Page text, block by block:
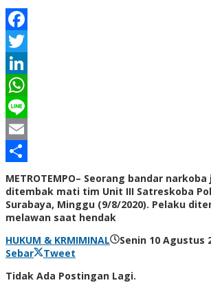
Facebook
Twitter
LinkedIn
WhatsApp
Line
Email
Share
METROTEMPO– Seorang bandar
ditembak mati tim Unit III Satreskoba
Surabaya, Minggu (9/8/2020). Pelaku
melawan saat hendak
HUKUM & KRMIMINAL
Senin 10 Agustus
Sebar
Tweet
Tidak Ada Postingan Lagi.